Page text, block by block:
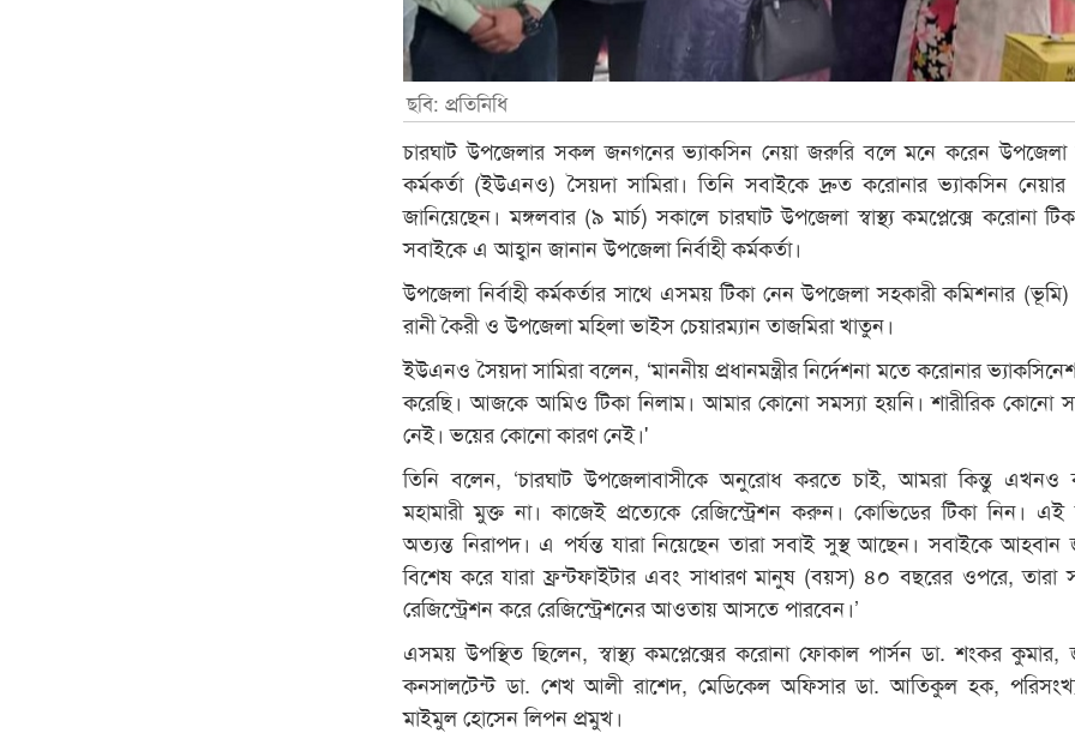
ছবি: প্রতিনিধি
চারঘাট উপজেলার সকল জনগনের ভ্যাকসিন নেয়া জরুরি বলে মনে করেন উপজেলা
কর্মকর্তা (ইউএনও) সৈয়দা সামিরা। তিনি সবাইকে দ্রুত করোনার ভ্যাকসিন নেয়ার
জানিয়েছেন। মঙ্গলবার (৯ মার্চ) সকালে চারঘাট উপজেলা স্বাস্থ্য কমপ্লেক্সে করোনা
সবাইকে এ আহ্বান জানান উপজেলা নির্বাহী কর্মকর্তা।
উপজেলা নির্বাহী কর্মকর্তার সাথে এসময় টিকা নেন উপজেলা সহকারী কমিশনার (ভূমি)
রানী কৈরী ও উপজেলা মহিলা ভাইস চেয়ারম্যান তাজমিরা খাতুন।
ইউএনও সৈয়দা সামিরা বলেন, ‘মাননীয় প্রধানমন্ত্রীর নির্দেশনা মতে করোনার
করেছি। আজকে আমিও টিকা নিলাম। আমার কোনো সমস্যা হয়নি। শারীরিক কোনো
নেই। ভয়ের কোনো কারণ নেই।'
তিনি বলেন, ‘চারঘাট উপজেলাবাসীকে অনুরোধ করতে চাই, আমরা কিন্তু এখনও
মহামারী মুক্ত না। কাজেই প্রত্যেকে রেজিস্ট্রেশন করুন। কোভিডের টিকা নিন। এই
অত্যন্ত নিরাপদ। এ পর্যন্ত যারা নিয়েছেন তারা সবাই সুস্থ আছেন। সবাইকে আহবান
বিশেষ করে যারা ফ্রন্টফাইটার এবং সাধারণ মানুষ (বয়স) ৪০ বছরের ওপরে, তারা
রেজিস্ট্রেশন করে রেজিস্ট্রেশনের আওতায় আসতে পারবেন।’
এসময় উপস্থিত ছিলেন, স্বাস্থ্য কমপ্লেক্সের করোনা ফোকাল পার্সন ডা. শংকর কুমার,
কনসালটেন্ট ডা. শেখ আলী রাশেদ, মেডিকেল অফিসার ডা. আতিকুল হক,
মাইমুল হোসেন লিপন প্রমুখ।